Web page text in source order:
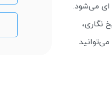
می‌شود.
نگاری،